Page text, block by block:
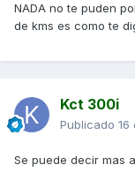
NADA no te puden
de kms es como te
Kct 300i
Publicado 16
Se puede decir mas